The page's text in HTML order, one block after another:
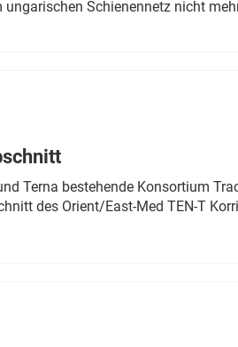
Schienennetz nicht
Terna bestehende Konsortium
des Orient/East-Med TEN-T